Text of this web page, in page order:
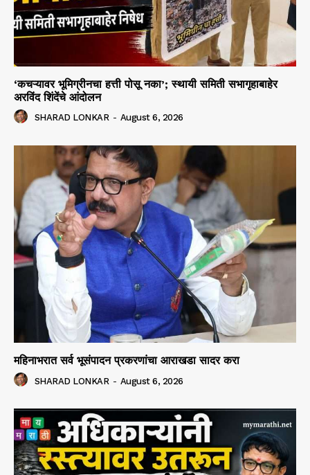
‘कचऱ्यावर भूमिग्रीनचा हत्ती पोसू नका’; स्थायी समिती सभागृहाबाहेर
अरविंद शिंदेंचे आंदोलन
SHARAD LONKAR - August 6, 2026
महिनाभरात सर्व भूसंपादन प्रकरणांचा आराखडा सादर करा
SHARAD LONKAR - August 6, 2026